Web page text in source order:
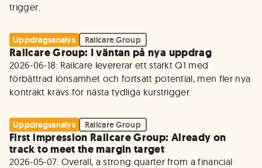
trigger.
Uppdragsanalys Railcare Group
Railcare Group: I väntan på nya uppdrag
2026-06-18: Railcare levererar ett starkt Q1 med
förbättrad lönsamhet och fortsatt potential, men fler nya
kontrakt krävs för nästa tydliga kurstrigger.
Uppdragsanalys Railcare Group
First impression Railcare Group: Already on
track to meet the margin target
2026-05-07: Overall, a strong quarter from a financial